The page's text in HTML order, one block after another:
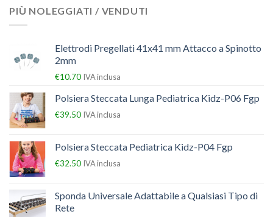
PIÙ NOLEGGIATI / VENDUTI
Elettrodi Pregellati 41x41 mm Attacco a Spinotto
2mm
€10.70 IVA inclusa
Polsiera Steccata Lunga Pediatrica Kidz-P06 Fgp
€39.50 IVA inclusa
Polsiera Steccata Pediatrica Kidz-P04 Fgp
€32.50 IVA inclusa
Sponda Universale Adattabile a Qualsiasi Tipo di
Rete